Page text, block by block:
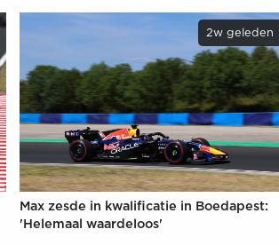
2w geleden
Max zesde in kwalificatie in Boedapest:
'Helemaal waardeloos'